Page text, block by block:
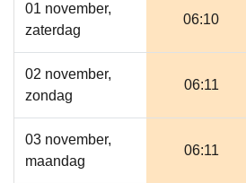
01 november,
zaterdag
06:10
02 november,
zondag
06:11
03 november,
maandag
06:11